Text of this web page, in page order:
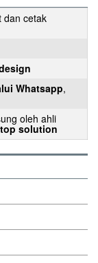
dan cetak
Whatsapp,
oleh ahli
solution